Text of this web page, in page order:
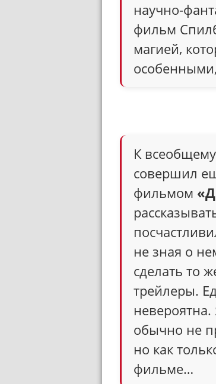
научно-
фильм
магией,
К
совершил
фильмом
не зная о
сделать то
трейлеры.
обычно не
но как
фильме…